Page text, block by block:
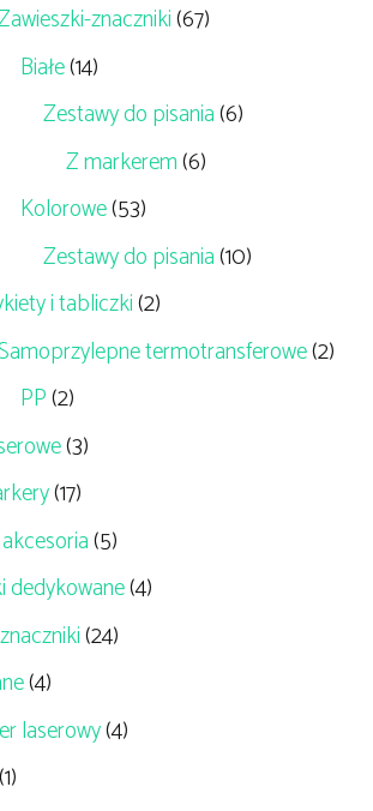
znaczniki(67)
Białe(14)
Zestawy do pisania(6)
Z markerem(6)
Kolorowe(53)
Zestawy do pisania(10)
i tabliczki(2)
termotransferowe(2)
PP(2)
(3)
(17)
(5)
dedykowane(4)
(24)
(4)
laserowy(4)
(1)